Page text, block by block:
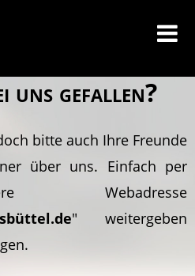
uns gefallen?
bitte auch Ihre Freunde
über uns. Einfach per
Webadresse
" weitergeben